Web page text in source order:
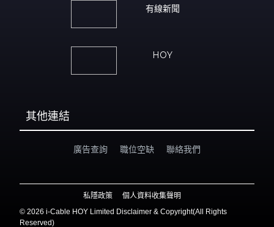
有線新聞
HOY
其他連結
廣告查詢 職位空缺 聯絡我們
私隱政策
個人資料收集聲明
© 2026 i-Cable HOY Limited Disclaimer & Copyright(All Rights
Reserved)